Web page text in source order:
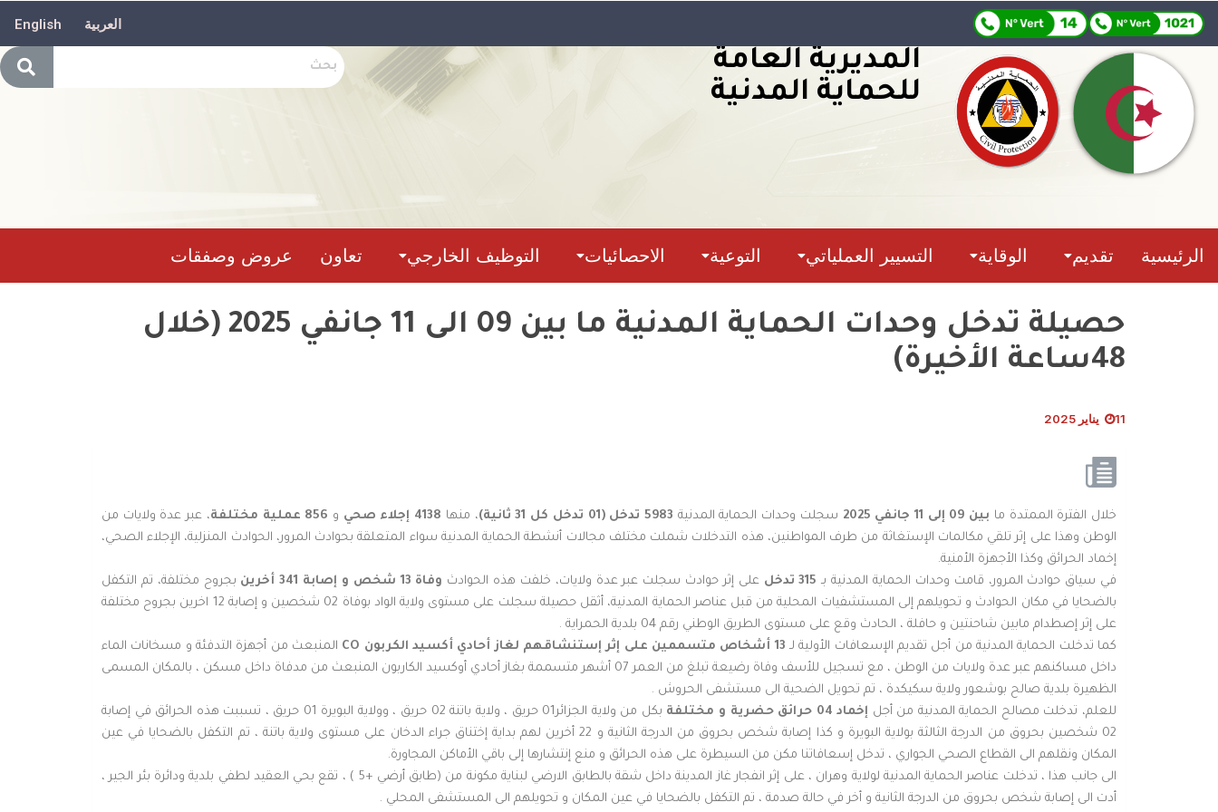
العربية English
المديرية العامة
للحماية المدنية
الرئيسية تقديم الوقاية التسيير العملياتي التوعية الاحصائيات التوظيف الخارجي تعاون عروض وصفقات
حصيلة تدخل وحدات الحماية المدنية ما بين 09 الى 11 جانفي 2025 (خلال
48ساعة الأخيرة)
11 يناير 2025
خلال الفترة الممتدة ما بين 09 إلى 11 جانفي 2025 سجلت وحدات الحماية المدنية 5983 تدخل (01 تدخل كل 31 ثانية) ، منها 4138 إجلاء صحي و 856 عملية مختلفة
، عبر عدة ولايات من
الوطن وهذا على إثر تلقي مكالمات الإستغاثة من طرف المواطنين، هذه التدخلات شملت مختلف مجالات أنشطة الحماية المدنية سواء المتعلقة بحوادث المرور، الحوادث المنزلية، الإجلاء الصحي،
إخماد الحرائق وكذا الأجهزة الأمنية.
في سياق حوادث المرور، قامت وحدات الحماية المدنية بـ 315 تدخل على إثر حوادث سجلت عبر عدة ولايات، خلفت هذه الحوادث وفاة 13 شخص و إصابة 341 أخرين
بجروح مختلفة، تم التكفل
بالضحايا في مكان الحوادث و تحويلهم إلى المستشفيات المحلية من قبل عناصر الحماية المدنية، أثقل حصيلة سجلت على مستوى ولاية الواد بوفاة 02 شخصين و إصابة 12 اخرين بجروح مختلفة
على إثر إصطدام مابين شاحنتين و حافلة ، الحادث وقع على مستوى الطريق الوطني رقم 04 بلدية الحمراية .
كما تدخلت الحماية المدنية من أجل تقديم الإسعافات الأولية لـ 13 أشخاص متسممين على إثر إستنشاقهم لغاز أحادي أكسيد الكربون CO
المنبعث من أجهزة التدفئة و مسخانات الماء
داخل مساكنهم عبر عدة ولايات من الوطن ، مع تسجيل للأسف وفاة رضيعة تبلغ من العمر 07 أشهر متسممة بغاز أحادي أوكسيد الكاربون المنبعث من مدفاة داخل مسكن ، بالمكان المسمى
الظهيرة بلدية صالح بوشعور ولاية سكيكدة ، تم تحويل الضحية الى مستشفى الحروش .
للعلم، تدخلت مصالح الحماية المدنية من أجل إخماد 04 حرائق حضرية و مختلفة
بكل من ولاية الجزائر01 حريق ، ولاية باتنة 02 حريق ، وولاية البويرة 01 حريق ، تسببت هذه الحرائق في إصابة
02 شخصين بحروق من الدرجة الثالثة بولاية البويرة و كذا إصابة شخص بحروق من الدرجة الثانية و 22 أخرين لهم بداية إختناق جراء الدخان على مستوى ولاية باتنة ، تم التكفل بالضحايا في عين
المكان ونقلهم الى القطاع الصحي الجواري ، تدخل إسعافاتنا مكن من السيطرة على هذه الحرائق و منع إنتشارها إلى باقي الأماكن المجاورة.
الى جانب هذا ، تدخلت عناصر الحماية المدنية لولاية وهران ، على إثر انفجار غاز المدينة داخل شقة بالطابق الارضي لبناية مكونة من (طابق أرضي +5 ) ، تقع بحي العقيد لطفي بلدية ودائرة بئر الجير ،
أدت الى إصابة شخص بحروق من الدرجة الثانية و أخر في حالة صدمة ، تم التكفل بالضحايا في عين المكان و تحويلهم الى المستشفى المحلي .